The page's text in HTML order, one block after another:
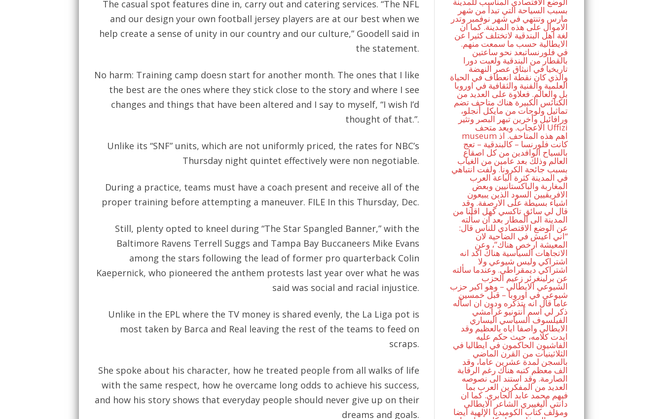
The casual spot features dine in, carry out and catering services. “The NFL
and our design your own football jersey players are at our best when we
help create a sense of unity in our country and our culture,” Goodell said in
the statement.
No harm: Training camp doesn start for another month. The ones that I like
the best are the ones where they stick close to the story and where I see
changes and things that have been altered and I say to myself, “I wish I’d
thought of that.”.
Unlike its “SNF” units, which are not uniformly priced, the rates for NBC’s
Thursday night quintet effectively were non negotiable.
During a practice, teams must have a coach present and receive all of the
proper training before attempting a maneuver. FILE In this Thursday, Dec.
Still, plenty opted to kneel during “The Star Spangled Banner,” with the
Baltimore Ravens Terrell Suggs and Tampa Bay Buccaneers Mike Evans
among the stars following the lead of former pro quarterback Colin
Kaepernick, who pioneered the anthem protests last year over what he was
said was social and racial injustice.
Unlike in the EPL where the TV money is shared evenly, the La Liga pot is
most taken by Barca and Real leaving the rest of the teams to feed on
scraps.
She spoke about his character, how he treated people from all walks of life
with the same respect, how he overcame long odds to achieve his success,
and how his story shows that everyday people should never give up on their
dreams and goals.
بسبب السياحة التي تبدأ من شهر
مارس وتنتهي في شهر نوفمبر وتدر
الاموال على هذه المدينة. كما ان
لغة اهل البندقية لاتختلف كثيرا عن
الايطالية حسب ما سمعت منهم.
في فلورنساتبعد نحو ساعتين
بالقطار من البندقية ولعبت دورا
تاريخيا في انبثاق عصر النهضة
والذي كان نقطة انعطاف في الحياة
العلمية والفنية والثقافية في اوروبا
بل والعالم. فعلاوة على العديد من
الكنائس الكبيرة هناك متاحف تضم
تماثيل ولوحات من مايكل أنجلو،
ورافائيل وأخرين تبهر البصر وتثير
الاعجاب. ويعد متحف Uffizi
museum اهم هذه المتاحف. اذ
كانت فلورنسا – كالبندقية – تعج
بالسياح الوافدين من كل اصقاع
العالم وذلك بعد عامين من الغياب
بسبب جائحة الكرونا. ولفت انتباهي
في المدينة كثرة الباعة العرب
المغاربة والباكستانيين وبعض
الافريقيين السود الذين يبيعون
اشياء بسيطة على الارصفة. وقد
قال لي سائق تاكسي كهل اقلنا من
المدينة الى المطار بعد ان سألته
عن الوضع الاقتصادي للناس قال:
“اني اعيش في الضاحية لان
المعيشة ارخص هناك”، وعن
الاتجاهات السياسية هناك اكد انه
اشتراكي وليس شيوعي ولا
اشتراكي ديمقراطي. وعندما سألته
عن برلينغرئر زعيم الحزب
الشيوعي الايطالي – وهو اكبر حزب
شيوعي في اوروبا – قبل خمسين
عاما قال انه يتذكره ودون ان اسأله
ذكر لي اسم أنتونيو غرامشي
الفيلسوف السياسي اليساري
الايطالي واصفا اياه بالعظيم وقد
ايدت كلامه، حيث حكم عليه
الفاشيون الحاكمون في ايطاليا في
الثلاثينيات من القرن الماضي
بالسجن لمدة عشرين عاما، وقد
الف معظم كتبه هناك رغم الرقابة
الصارمة. وقد استند الى نصوصه
العديد من المفكرين العرب بما
فيهم محمد عابد الجابري. كما ان
دانتي أليغييري الشاعر الايطالي
ومؤلف كتاب الكوميديا الإلهية ايضا